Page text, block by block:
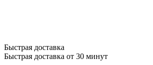
Быстрая доставка
Быстрая доставка от 30 минут